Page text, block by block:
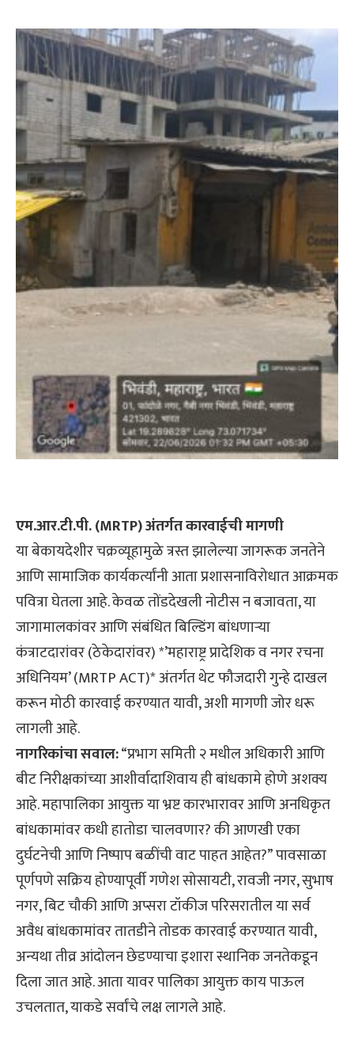
एम.आर.टी.पी. (MRTP) अंतर्गत कारवाईची मागणी
या बेकायदेशीर चक्रव्यूहामुळे त्रस्त झालेल्या जागरूक जनतेने
आणि सामाजिक कार्यकर्त्यांनी आता प्रशासनाविरोधात आक्रमक
पवित्रा घेतला आहे. केवळ तोंडदेखली नोटीस न बजावता, या
जागामालकांवर आणि संबंधित बिल्डिंग बांधणाऱ्या
कंत्राटदारांवर (ठेकेदारांवर) *’महाराष्ट्र प्रादेशिक व नगर रचना
अधिनियम’ (MRTP ACT)* अंतर्गत थेट फौजदारी गुन्हे दाखल
करून मोठी कारवाई करण्यात यावी, अशी मागणी जोर धरू
लागली आहे.
नागरिकांचा सवाल:“प्रभाग समिती २ मधील अधिकारी आणि
बीट निरीक्षकांच्या आशीर्वादाशिवाय ही बांधकामे होणे अशक्य
आहे. महापालिका आयुक्त या भ्रष्ट कारभारावर आणि अनधिकृत
बांधकामांवर कधी हातोडा चालवणार? की आणखी एका
दुर्घटनेची आणि निष्पाप बळींची वाट पाहत आहेत?” पावसाळा
पूर्णपणे सक्रिय होण्यापूर्वी गणेश सोसायटी, रावजी नगर, सुभाष
नगर, बिट चौकी आणि अप्सरा टॉकीज परिसरातील या सर्व
अवैध बांधकामांवर तातडीने तोडक कारवाई करण्यात यावी,
अन्यथा तीव्र आंदोलन छेडण्याचा इशारा स्थानिक जनतेकडून
दिला जात आहे. आता यावर पालिका आयुक्त काय पाऊल
उचलतात, याकडे सर्वांचे लक्ष लागले आहे.